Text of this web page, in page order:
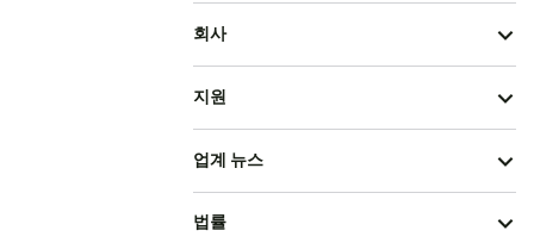
회사
지원
업계 뉴스
법률